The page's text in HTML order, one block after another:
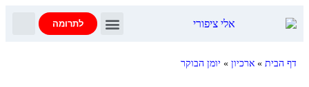
לתרומה
דף הבית » ארכיון » יומן הבוקר